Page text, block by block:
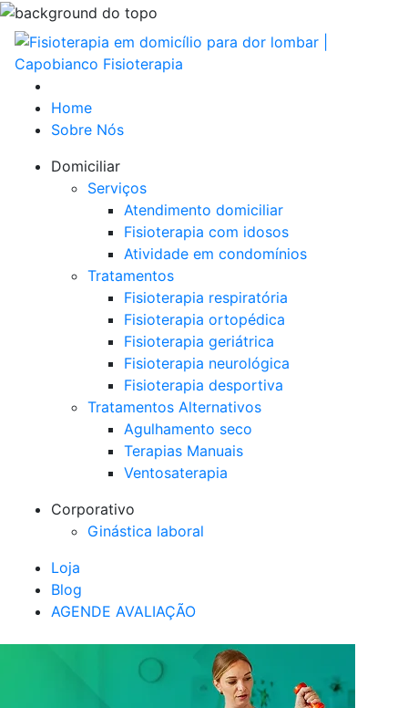
Home
Sobre Nós
Domiciliar
Serviços
Atendimento domiciliar
Fisioterapia com idosos
Atividade em condomínios
Tratamentos
Fisioterapia respiratória
Fisioterapia ortopédica
Fisioterapia geriátrica
Fisioterapia neurológica
Fisioterapia desportiva
Tratamentos Alternativos
Agulhamento seco
Terapias Manuais
Ventosaterapia
Corporativo
Ginástica laboral
Loja
Blog
AGENDE AVALIAÇÃO